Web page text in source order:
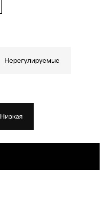
Нерегулируемые
Низкая